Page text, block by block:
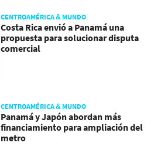
CENTROAMÉRICA & MUNDO
Costa Rica envió a Panamá una
propuesta para solucionar disputa
comercial
CENTROAMÉRICA & MUNDO
Panamá y Japón abordan más
financiamiento para ampliación del
metro